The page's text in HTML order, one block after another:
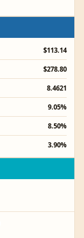
$113.14
$278.80
8.4621
9.05%
8.50%
3.90%